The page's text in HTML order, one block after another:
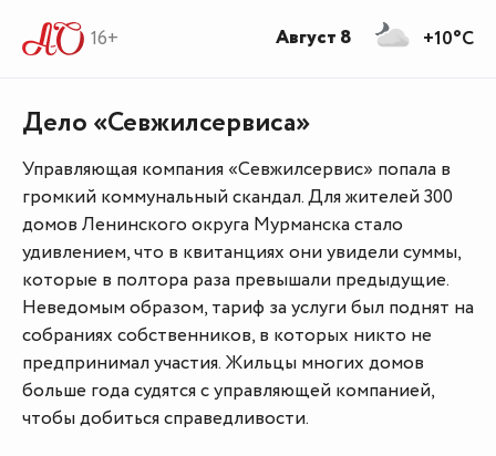
16+
Дело «Севжилсервиса»
Управляющая компания «Севжилсервис» попала в
громкий коммунальный скандал. Для жителей 300
домов Ленинского округа Мурманска стало
удивлением, что в квитанциях они увидели суммы,
которые в полтора раза превышали предыдущие.
Неведомым образом, тариф за услуги был поднят на
собраниях собственников, в которых никто не
предпринимал участия. Жильцы многих домов
больше года судятся с управляющей компанией,
чтобы добиться справедливости.
+10°C
Август 8